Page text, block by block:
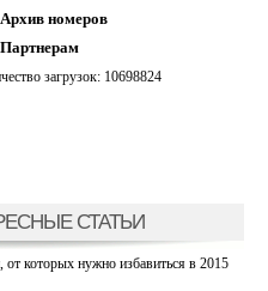
Архив номеров
Партнерам
загрузок: 10698824
СТАТЬИ
которых нужно избавиться в 2015